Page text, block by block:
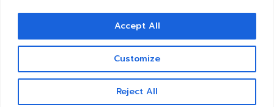
Customize
Reject All
Accept All
Copyright © 2026 คณะวิศวกรรมศาสตร์ มหาวิทยาลัย
เทคโนโลยีราชมงคลธัญบุรี